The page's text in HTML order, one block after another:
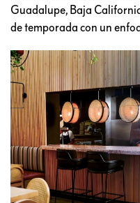
Guadalupe, Baja
de temporada con un